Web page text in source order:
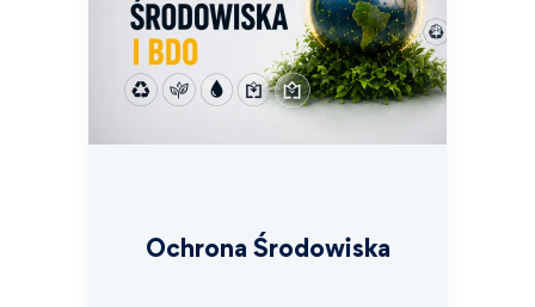
Ochrona Środowiska